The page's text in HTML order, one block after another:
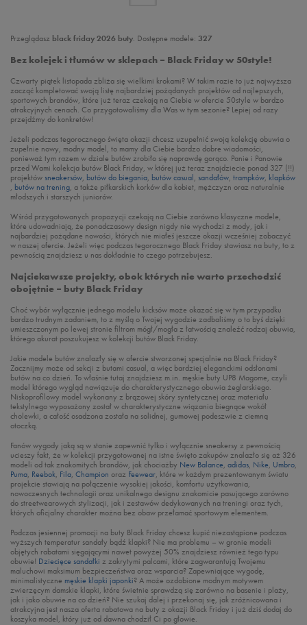
Przeglądasz black friday 2026 buty. Dostępne modele: 327
Bez kolejek i tłumów w sklepach – Black Friday w 50style!
Czwarty piątek listopada zbliża się wielkimi krokami? W takim razie to już najwyższa
zacząć kompletować swoją listę najbardziej pożądanych projektów od najlepszych,
sportowych brandów, które już teraz czekają na Ciebie w ofercie 50style w bardzo
atrakcyjnych cenach. Co przygotowaliśmy dla Was w tym sezonie? Lepiej od razy
przejdźmy do konkretów!
Jeżeli podczas tegorocznego święta okazji chcesz uzupełnić swoją kolekcję obuwia o
zupełnie nowy, modny model, to mamy dla Ciebie bardzo dobre wiadomości,
ponieważ tym razem w dziale butów zrobiło się naprawdę gorąco. Panie i Panowie
przed Wami kolekcja butów Black Friday, w której już teraz znajdziecie ponad 327 (!!)
projektów sneakersów, butów do biegania, butów casual, sandałów, trampków, klapków
, butów na trening, a także piłkarskich korków dla kobiet, mężczyzn oraz naturalnie
młodszych i starszych juniorów.
Wśród przygotowanych propozycji czekają na Ciebie zarówno klasyczne modele,
które udowadniają, że ponadczasowy design nigdy nie wychodzi z mody, jak i
najbardziej pożądane nowości, których nie miałeś jeszcze okazji wcześniej zobaczyć
w naszej ofercie. Jeżeli więc podczas tegorocznego Black Friday stawiasz na buty, to z
pewnością znajdziesz u nas dokładnie to czego potrzebujesz.
Najciekawsze projekty, obok których nie warto przechodzić
obojętnie – buty Black Friday
Choć wybór wyłącznie jednego modelu kicksów może okazać się w tym przypadku
bardzo trudnym zadaniem, to z myślą o Twojej wygodzie zadbaliśmy o to byś dzięki
umieszczonym po lewej stronie filtrom mógł/mogła z łatwością znaleźć rodzaj obuwia,
którego akurat poszukujesz w kolekcji butów Black Friday.
Jakie modele butów znalazły się w ofercie stworzonej specjalnie na Black Friday?
Zacznijmy może od sekcji z butami casual, a więc bardziej eleganckimi odsłonami
butów na co dzień. To właśnie tutaj znajdziesz m.in. męskie buty UP8 Magome, czyli
model którego wygląd nawiązuje do charakterystycznego obuwia żeglarskiego.
Niskoprofilowy model wykonany z brązowej skóry syntetycznej oraz materiału
tekstylnego wyposażony został w charakterystyczne wiązania biegnące wokół
cholewki, a całość osadzona została na solidnej, gumowej podeszwie z ciemną
otoczką.
Fanów wygody jaką są w stanie zapewnić tylko i wyłącznie sneakersy z pewnością
ucieszy fakt, że w kolekcji przygotowanej na istne święto zakupów znalazło się aż 326
modeli od tak znakomitych brandów, jak chociażby New Balance, adidas, Nike, Umbro,
Puma, Reebok, Fila, Champion oraz Feewear, które w każdym prezentowanym światu
projekcie stawiają na połączenie wysokiej jakości, komfortu użytkowania,
nowoczesnych technologii oraz unikalnego designu znakomicie pasującego zarówno
do streetwearowych stylizacji, jak i zestawów dedykowanych na treningi oraz tych,
których oficjalny charakter można bez obaw przełamać sportowym elementem.
Podczas jesiennej promocji na buty Black Friday chcesz kupić niezastąpione podczas
wyższych temperatur sandały bądź klapki? Nie ma problemu – w gronie modeli
objętych rabatami sięgającymi nawet powyżej 50% znajdziesz również tego typu
obuwie! Dziecięce sandałki z zakrytymi palcami, które zagwarantują Twojemu
maluchowi maksimum bezpieczeństwa oraz wsparcia? Zapewniające wygodę,
minimalistyczne męskie klapki japonki? A może ozdobione modnym motywem
zwierzęcym damskie klapki, które świetnie sprawdzą się zarówno na basenie i plaży,
jak i jako obuwie na co dzień? Nie szukaj dalej i przekonaj się, jak zróżnicowana i
atrakcyjna jest nasza oferta rabatowa na buty z okazji Black Friday i już dziś dodaj do
koszyka model, który już od dawna chodził Ci po głowie.